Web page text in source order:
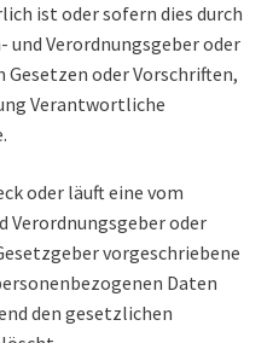
ist oder sofern dies durch
und Verordnungsgeber oder
Gesetzen oder Vorschriften,
Verantwortliche
oder läuft eine vom
Verordnungsgeber oder
vorgeschriebene
Daten
den gesetzlichen